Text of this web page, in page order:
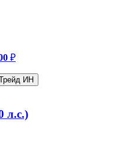
₽
ИН
л.с.)